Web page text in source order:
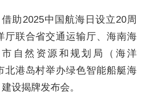
2025中国航海日设立20周
厅联合省交通运输厅、海南海
自然资源和规划局（海洋
北港岛村举办绿色智能船艇海
设揭牌发布会。